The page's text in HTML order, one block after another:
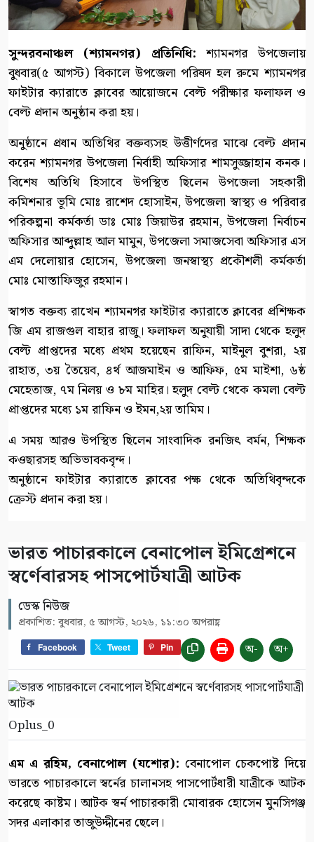
সুন্দরবনাঞ্চল (শ্যামনগর) প্রতিনিধি: শ্যামনগর উপজেলায়
বুধবার(৫ আগস্ট) বিকালে উপজেলা পরিষদ হল রুমে শ্যামনগর
ফাইটার ক্যারাতে ক্লাবের আয়োজনে বেল্ট পরীক্ষার ফলাফল ও
বেল্ট প্রদান অনুষ্ঠান করা হয়।
অনুষ্ঠানে প্রধান অতিথির বক্তব্যসহ উত্তীর্ণদের মাঝে বেল্ট প্রদান
করেন শ্যামনগর উপজেলা নির্বাহী অফিসার শামসুজ্জাহান কনক।
বিশেষ অতিথি হিসাবে উপস্থিত ছিলেন উপজেলা সহকারী
কমিশনার ভূমি মোঃ রাশেদ হোসাইন, উপজেলা স্বাস্থ্য ও পরিবার
পরিকল্পনা কর্মকর্তা ডাঃ মোঃ জিয়াউর রহমান, উপজেলা নির্বাচন
অফিসার আব্দুল্লাহ আল মামুন, উপজেলা সমাজসেবা অফিসার এস
এম দেলোয়ার হোসেন, উপজেলা জনস্বাস্থ্য প্রকৌশলী কর্মকর্তা
মোঃ মোস্তাফিজুর রহমান।
স্বাগত বক্তব্য রাখেন শ্যামনগর ফাইটার ক্যারাতে ক্লাবের প্রশিক্ষক
জি এম রাজগুল বাহার রাজু। ফলাফল অনুযায়ী সাদা থেকে হলুদ
বেল্ট প্রাপ্তদের মধ্যে প্রথম হয়েছেন রাফিন, মাইনুল বুশরা, ২য়
রাহাত, ৩য় তৈয়েব, ৪র্থ আজমাইন ও আফিফ, ৫ম মাইশা, ৬ষ্ঠ
মেহেতাজ, ৭ম নিলয় ও ৮ম মাহির। হলুদ বেল্ট থেকে কমলা বেল্ট
প্রাপ্তদের মধ্যে ১ম রাফিন ও ইমন,২য় তামিম।
এ সময় আরও উপস্থিত ছিলেন সাংবাদিক রনজিৎ বর্মন, শিক্ষক
কওছারসহ অভিভাবকবৃন্দ।
অনুষ্ঠানে ফাইটার ক্যারাতে ক্লাবের পক্ষ থেকে অতিথিবৃন্দকে
ক্রেস্ট প্রদান করা হয়।
ভারত পাচারকালে বেনাপোল ইমিগ্রেশনে
স্বর্ণেবারসহ পাসপোর্টযাত্রী আটক
ডেস্ক নিউজ
প্রকাশিত: বুধবার, ৫ আগস্ট, ২০২৬, ১১:৩০ অপরাহ্ণ
Facebook Tweet Pin অ- অ+
Oplus_0
এম এ রহিম, বেনাপোল (যশোর): বেনাপোল চেকপোষ্ট দিয়ে
ভারতে পাচারকালে স্বর্নের চালানসহ পাসপোর্টধারী যাত্রীকে আটক
করেছে কাষ্টম। আটক স্বর্ন পাচারকারী মোবারক হোসেন মুনসিগঞ্জ
সদর এলাকার তাজুউদ্দীনের ছেলে।